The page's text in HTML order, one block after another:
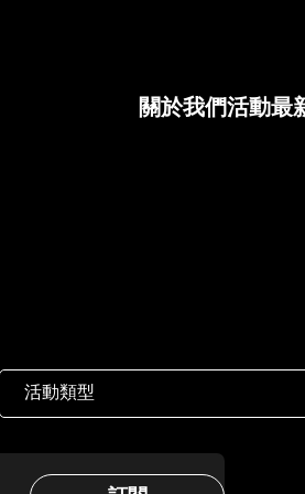
Header
關於我們活動最
活動類型